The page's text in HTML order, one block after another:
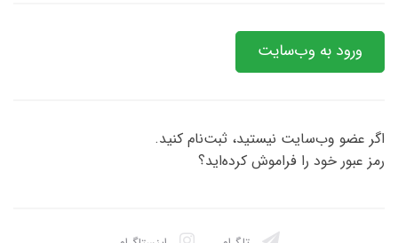
ورود به وب‌سایت
اگر عضو وب‌سایت نیستید، ثبت‌نام کنید.
رمز عبور خود را فراموش کرده‌اید؟